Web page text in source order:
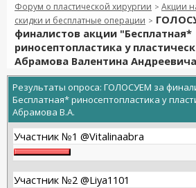
Форум о пластической хирургии > Акции
скидки и бесплатные операции >
финалистов акции "Бесплатная*
риносептопластика у
Абрамова Валентина
Результаты опроса: ГОЛОСУЕМ за
Бесплатная* риносептопластика у
Абрамова В.А.
Участник №1 @Vitalinaabra
Участник №2 @Liya1101